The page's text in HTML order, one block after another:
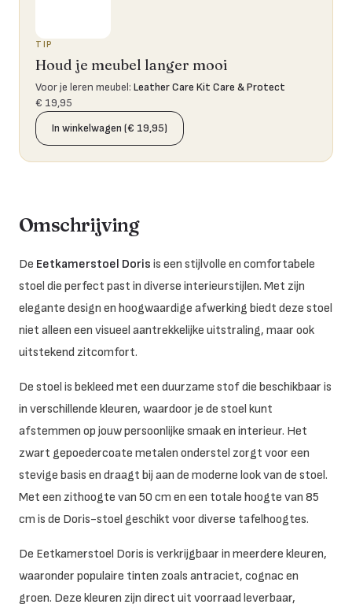
TIP
Houd je meubel langer mooi
Voor je leren meubel: Leather Care Kit Care & Protect
€ 19,95
In winkelwagen (€ 19,95)
Omschrijving
De Eetkamerstoel Doris is een stijlvolle en comfortabele
stoel die perfect past in diverse interieurstijlen. Met zijn
elegante design en hoogwaardige afwerking biedt deze stoel
niet alleen een visueel aantrekkelijke uitstraling, maar ook
uitstekend zitcomfort.
De stoel is bekleed met een duurzame stof die beschikbaar is
in verschillende kleuren, waardoor je de stoel kunt
afstemmen op jouw persoonlijke smaak en interieur. Het
zwart gepoedercoate metalen onderstel zorgt voor een
stevige basis en draagt bij aan de moderne look van de stoel.
Met een zithoogte van 50 cm en een totale hoogte van 85
cm is de Doris-stoel geschikt voor diverse tafelhoogtes.
De Eetkamerstoel Doris is verkrijgbaar in meerdere kleuren,
waaronder populaire tinten zoals antraciet, cognac en
groen. Deze kleuren zijn direct uit voorraad leverbaar,